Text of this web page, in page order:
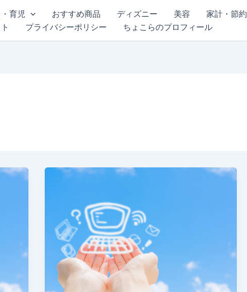
育児 おすすめ商品 ディズニー 美容 家計・節約
プライバシーポリシー ちょこらのプロフィール